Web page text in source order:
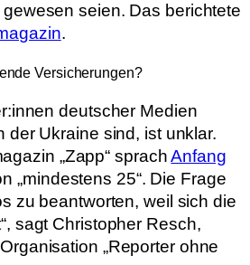
seien. Das berichtete
.
Versicherungen?
deutscher Medien
der Ukraine sind, ist unklar.
„Zapp“ sprachAnfang
„mindestens 25“. Die Frage
zu beantworten, weil sich die
sagt Christopher Resch,
„Reporter ohne